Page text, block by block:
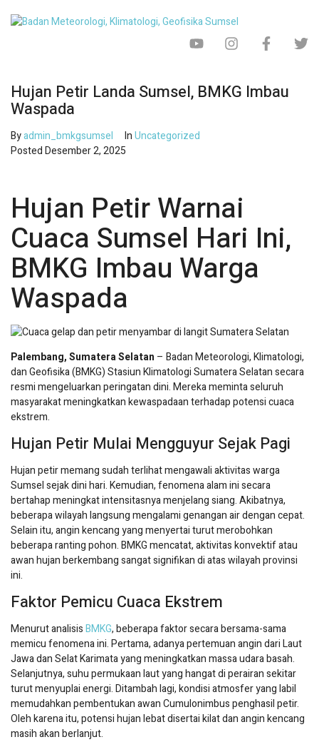
Hujan Petir Landa Sumsel, BMKG Imbau
Waspada
Byadmin_bmkgsumsel InUncategorized
PostedDesember 2, 2025
Hujan Petir Warnai
Cuaca Sumsel Hari Ini,
BMKG Imbau Warga
Waspada
Palembang, Sumatera Selatan – Badan Meteorologi, Klimatologi,
dan Geofisika (BMKG) Stasiun Klimatologi Sumatera Selatan secara
resmi mengeluarkan peringatan dini. Mereka meminta seluruh
masyarakat meningkatkan kewaspadaan terhadap potensi cuaca
ekstrem.
Hujan Petir Mulai Mengguyur Sejak Pagi
Hujan petir memang sudah terlihat mengawali aktivitas warga
Sumsel sejak dini hari. Kemudian, fenomena alam ini secara
bertahap meningkat intensitasnya menjelang siang. Akibatnya,
beberapa wilayah langsung mengalami genangan air dengan cepat.
Selain itu, angin kencang yang menyertai turut merobohkan
beberapa ranting pohon. BMKG mencatat, aktivitas konvektif atau
awan hujan berkembang sangat signifikan di atas wilayah provinsi
ini.
Faktor Pemicu Cuaca Ekstrem
Menurut analisisBMKG, beberapa faktor secara bersama-sama
memicu fenomena ini. Pertama, adanya pertemuan angin dari Laut
Jawa dan Selat Karimata yang meningkatkan massa udara basah.
Selanjutnya, suhu permukaan laut yang hangat di perairan sekitar
turut menyuplai energi. Ditambah lagi, kondisi atmosfer yang labil
memudahkan pembentukan awan Cumulonimbus penghasil petir.
Oleh karena itu, potensi hujan lebat disertai kilat dan angin kencang
masih akan berlanjut.